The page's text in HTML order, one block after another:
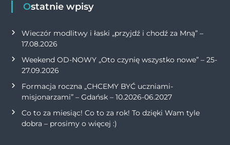
Ostatnie wpisy
Wieczór modlitwy i łaski „przyjdź i chodź za Mną” –
17.08.2026
Weekend OD-NOWY „Oto czynię wszystko nowe” – 25-
27.09.2026
Formacja roczna „CHCEMY BYĆ uczniami-
misjonarzami” – Gdańsk – 10.2026-06.2027
Co to za miesiąc! Co to za rok! To dzięki Wam tyle
dobra – prosimy o więcej :)